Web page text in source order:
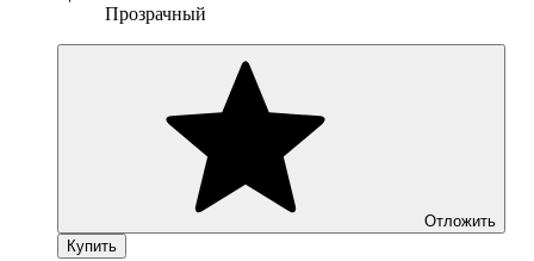
Прозрачный
Отложить
Купить